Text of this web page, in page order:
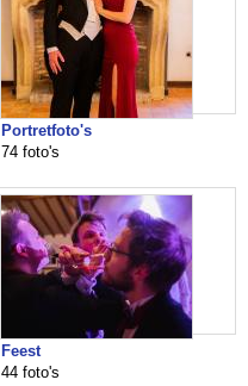
Portretfoto's
74 foto's
Feest
44 foto's